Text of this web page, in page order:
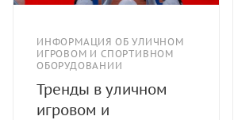
ИНФОРМАЦИЯ ОБ УЛИЧНОМ
ИГРОВОМ И СПОРТИВНОМ
ОБОРУДОВАНИИ
Тренды в уличном
игровом и